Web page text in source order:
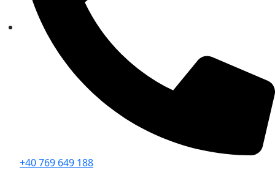
+40 769 649 188